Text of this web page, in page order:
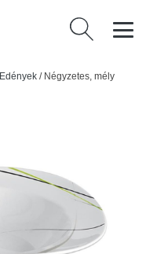
Keresés:
Edények / Négyzetes, mély